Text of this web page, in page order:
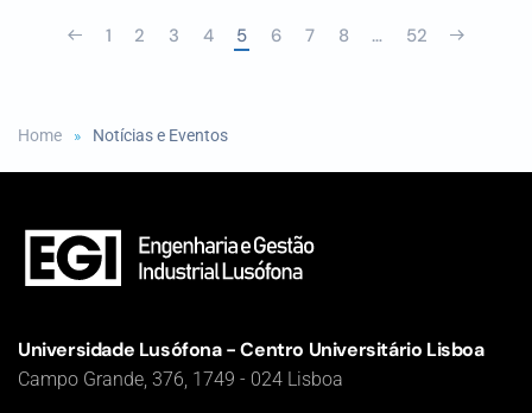
1 2 3 4 5 6 7 8 … 52
Home Notícias e Eventos
Universidade Lusófona - Centro Universitário Lisboa
Campo Grande, 376, 1749 - 024 Lisboa